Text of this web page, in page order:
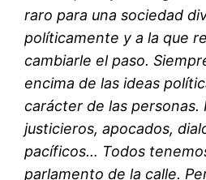
raro para una sociedad
políticamente y a la que
cambiarle el paso.
encima de las ideas
carácter de las personas.
justicieros, apocados,
pacíficos… Todos
parlamento de la calle.